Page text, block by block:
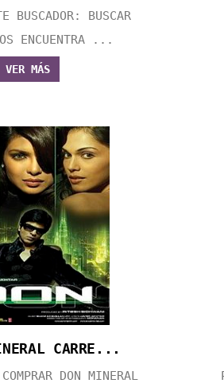
BUSCADOR: BUSCAR
ENCUENTRA ...
VER MÁS
CARRE...
DON MINERAL